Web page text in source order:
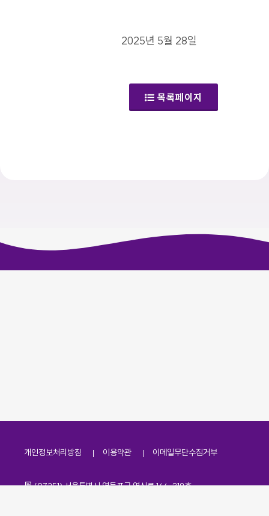
2025년 5월 28일
목록페이지
개인정보처리방침 이용약관 이메일무단수집거부
주소
(07251) 서울특별시 영등포구 영신로 166, 319호